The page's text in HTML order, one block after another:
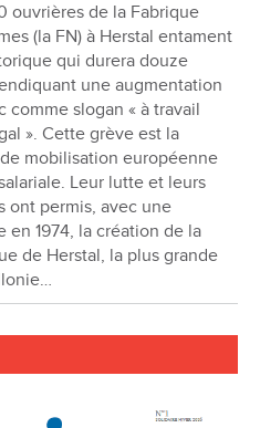
ouvrières de la Fabrique
(la FN) à Herstal entament
qui durera douze
une augmentation
comme slogan « à travail
». Cette grève est la
mobilisation européenne
Leur lutte et leurs
ont permis, avec une
en 1974, la création de la
de Herstal, la plus grande